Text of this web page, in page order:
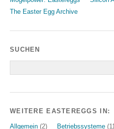
The Easter Egg Archive
SUCHEN
WEITERE EASTEREGGS IN:
Allgemein (2) Betriebssysteme